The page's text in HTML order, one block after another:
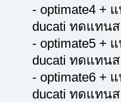
- optimate4 +
ducati ทดแทน
- optimate5 +
ducati ทดแทน
- optimate6 +
ducati ทดแทน